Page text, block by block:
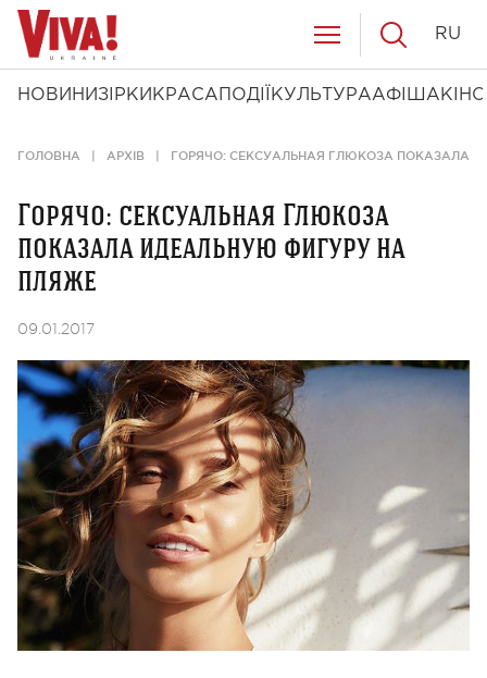
НОВИНИ ЗІРКИ КРАСА ПОДІЇ КУЛЬТУРААФІША КІНО
RU
ГОЛОВНА АРХІВ ГОРЯЧО: СЕКСУАЛЬНАЯ ГЛЮКОЗА ПОКАЗАЛА
Горячо: сексуальная Глюкоза
показала идеальную фигуру на
пляже
09.01.2017